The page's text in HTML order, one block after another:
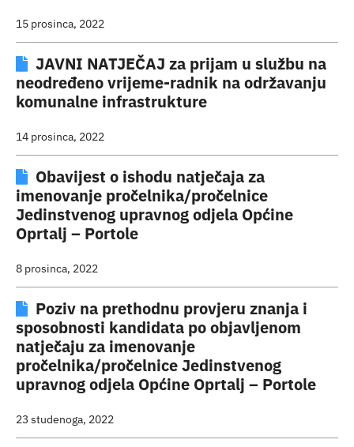
15 prosinca, 2022
JAVNI NATJEČAJ za prijam u službu na
neodređeno vrijeme-radnik na održavanju
komunalne infrastrukture
14 prosinca, 2022
Obavijest o ishodu natječaja za
imenovanje pročelnika/pročelnice
Jedinstvenog upravnog odjela Općine
Oprtalj – Portole
8 prosinca, 2022
Poziv na prethodnu provjeru znanja i
sposobnosti kandidata po objavljenom
natječaju za imenovanje
pročelnika/pročelnice Jedinstvenog
upravnog odjela Općine Oprtalj – Portole
23 studenoga, 2022